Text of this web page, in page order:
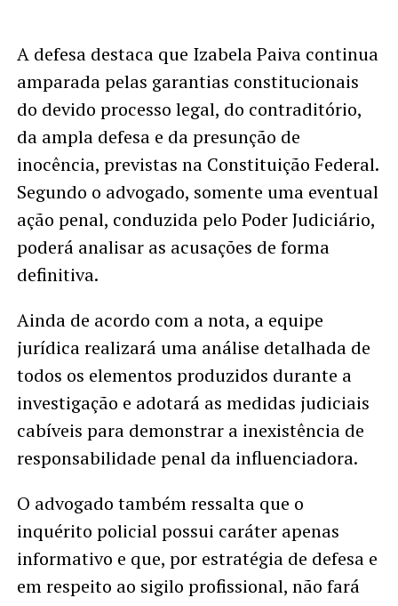
A defesa destaca que Izabela Paiva continua
amparada pelas garantias constitucionais
do devido processo legal, do contraditório,
da ampla defesa e da presunção de
inocência, previstas na Constituição Federal.
Segundo o advogado, somente uma eventual
ação penal, conduzida pelo Poder Judiciário,
poderá analisar as acusações de forma
definitiva.
Ainda de acordo com a nota, a equipe
jurídica realizará uma análise detalhada de
todos os elementos produzidos durante a
investigação e adotará as medidas judiciais
cabíveis para demonstrar a inexistência de
responsabilidade penal da influenciadora.
O advogado também ressalta que o
inquérito policial possui caráter apenas
informativo e que, por estratégia de defesa e
em respeito ao sigilo profissional, não fará